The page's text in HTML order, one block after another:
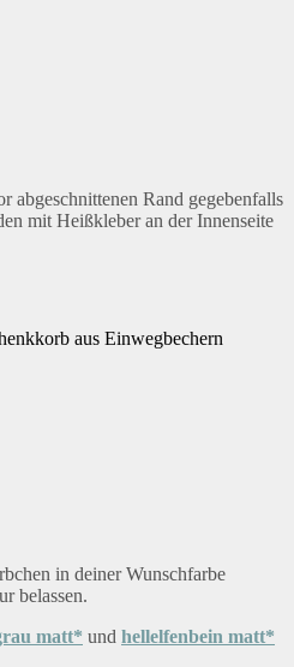
abgeschnittenen Rand gegebenfalls
mit Heißkleber an der Innenseite
in deiner Wunschfarbe
belassen.
matt* und hellelfenbein matt*